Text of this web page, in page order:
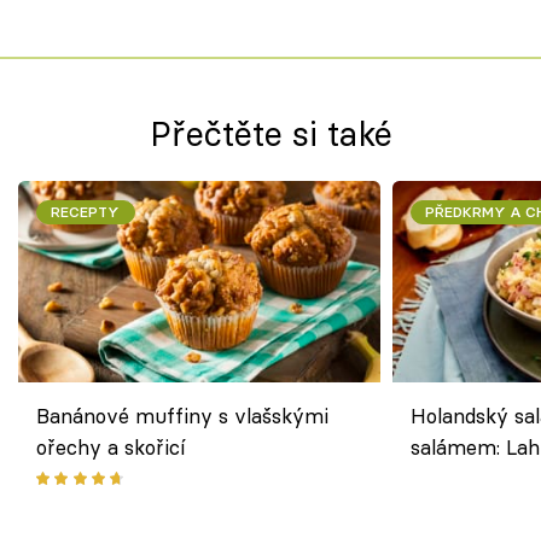
Přečtěte si také
RECEPTY
Banánové muffiny s vlašskými
ořechy a skořicí
PŘEDKRMY A
Holandský
salámem: